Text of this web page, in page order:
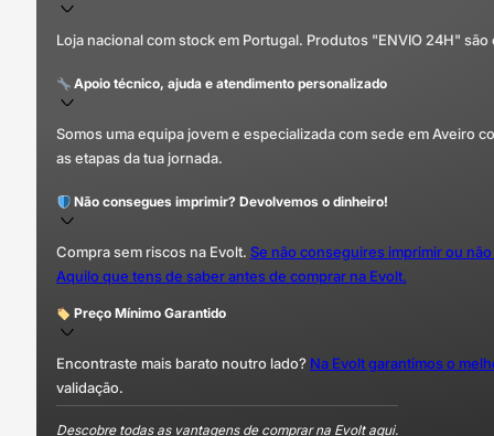
Loja nacional com stock em Portugal. Produtos "ENVIO 24H"
Apoio técnico, ajuda e atendimento personalizado
Somos uma equipa jovem e especializada com sede em Aveiro
as etapas da tua jornada.
Não consegues imprimir? Devolvemos o dinheiro!
Compra sem riscos na Evolt. Se não conseguires imprimir ou
Aquilo que tens de saber antes de comprar na Evolt.
Preço Mínimo Garantido
Encontraste mais barato noutro lado? Na Evolt garantimos o
validação.
Descobre todas as vantagens de comprar na Evolt aqui.